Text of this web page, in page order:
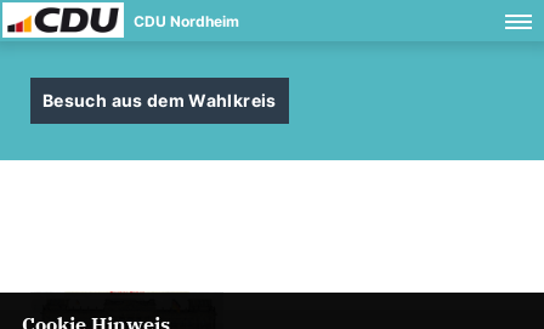
CDU Nordheim
Besuch aus dem Wahlkreis